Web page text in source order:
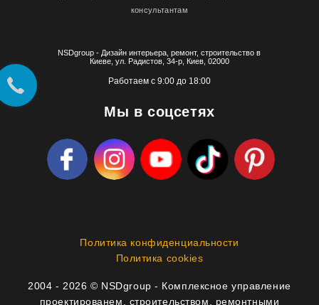
NSDgroup - Дизайн интерьера, ремонт, строительство в
Киеве, ул. Радистов, 34-р, Киев, 02000
Работаем с 9:00 до 18:00
Мы в соцсетях
консультантам
Политика конфиденциальности
Политика cookies
2004 - 2026 © NSDgroup - Комплексное управление
проектированем, строительством, ремонтными